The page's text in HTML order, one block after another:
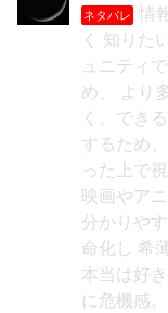
ネタバレ
情
く 知りた
ュニティ
め、 より
く。でき
するため
った上で
映画やア
分かりや
命化し 希
本当は好
に危機感。